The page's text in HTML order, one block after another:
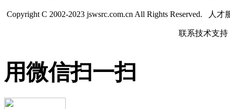
Copyright C 2002-2023 jswsrc.com.cn All Rights Reserved. 人
联系技术支持
用微信扫一扫